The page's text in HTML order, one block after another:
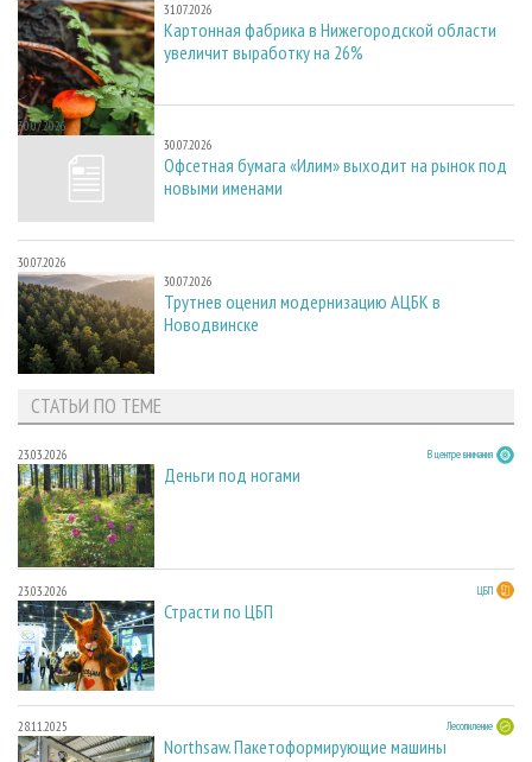
31.07.2026
Картонная фабрика в Нижегородской области
увеличит выработку на 26%
30.07.2026
30.07.2026
Офсетная бумага «Илим» выходит на рынок под
новыми именами
30.07.2026
30.07.2026
Трутнев оценил модернизацию АЦБК в
Новодвинске
СТАТЬИ ПО ТЕМЕ
23.03.2026 В центре внимания
Деньги под ногами
23.03.2026 ЦБП
Страсти по ЦБП
28.11.2025 Лесопиление
Northsaw. Пакетоформирующие машины